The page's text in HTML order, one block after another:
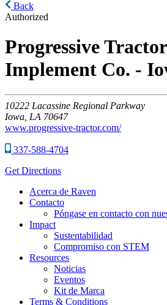
Back
Authorized
Progressive
Implement Co. -
10222 Lacassine Regional Parkway
Iowa, LA 70647
www.progressive-tractor.com/
337-588-4704
Get Directions
Acerca de Raven
Contacto
Póngase en contacto con
Impact
Sustentabilidad
Compromiso con STEM
Resources
Noticias
Eventos
Kit de Marca
Terms & Conditions